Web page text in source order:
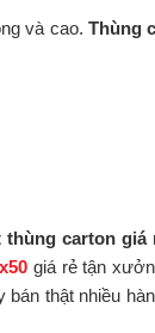
và cao.Thùng
thùng carton giá
giá rẻ tận
thật nhiều